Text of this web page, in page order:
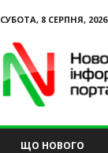
СУБОТА, 8 СЕРПНЯ, 2026
ЩО НОВОГО